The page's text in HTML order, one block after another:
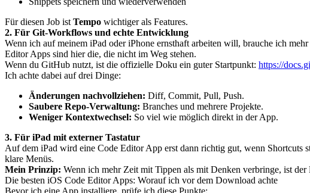
Für diesen Job ist Tempo wichtiger als Features.
2. Für Git-Workflows und echte Entwicklung
Wenn ich auf meinem iPad oder iPhone ernsthaft arbeiten will, brauche ich
Editor Apps sind hier die, die nicht im Weg stehen.
Wenn du GitHub nutzt, ist die offizielle Doku ein guter Startpunkt: https://
Ich achte dabei auf drei Dinge:
Änderungen nachvollziehen: Diff, Commit, Pull, Push.
Saubere Repo-Verwaltung: Branches und mehrere Projekte.
Weniger Kontextwechsel: So viel wie möglich direkt in der App.
3. Für iPad mit externer Tastatur
Auf dem iPad wird eine Code Editor App erst dann richtig gut, wenn
klare Menüs.
Mein Prinzip: Wenn ich mehr Zeit mit Tippen als mit Denken verbringe, ist der
Die besten iOS Code Editor Apps: Worauf ich vor dem Download achte
Bevor ich eine App installiere, prüfe ich diese Punkte: